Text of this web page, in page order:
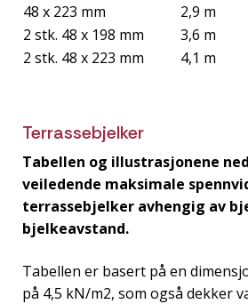
48 x 223 mm
2,9 m
2 stk. 48 x 198 mm
3,6 m
2 stk. 48 x 223 mm
4,1 m
Terrassebjelker
Tabellen og illustrasjonene
veiledende maksimale
terrassebjelker avhengig av
bjelkeavstand.
Tabellen er basert på en
på 4,5 kN/m2, som også dekker